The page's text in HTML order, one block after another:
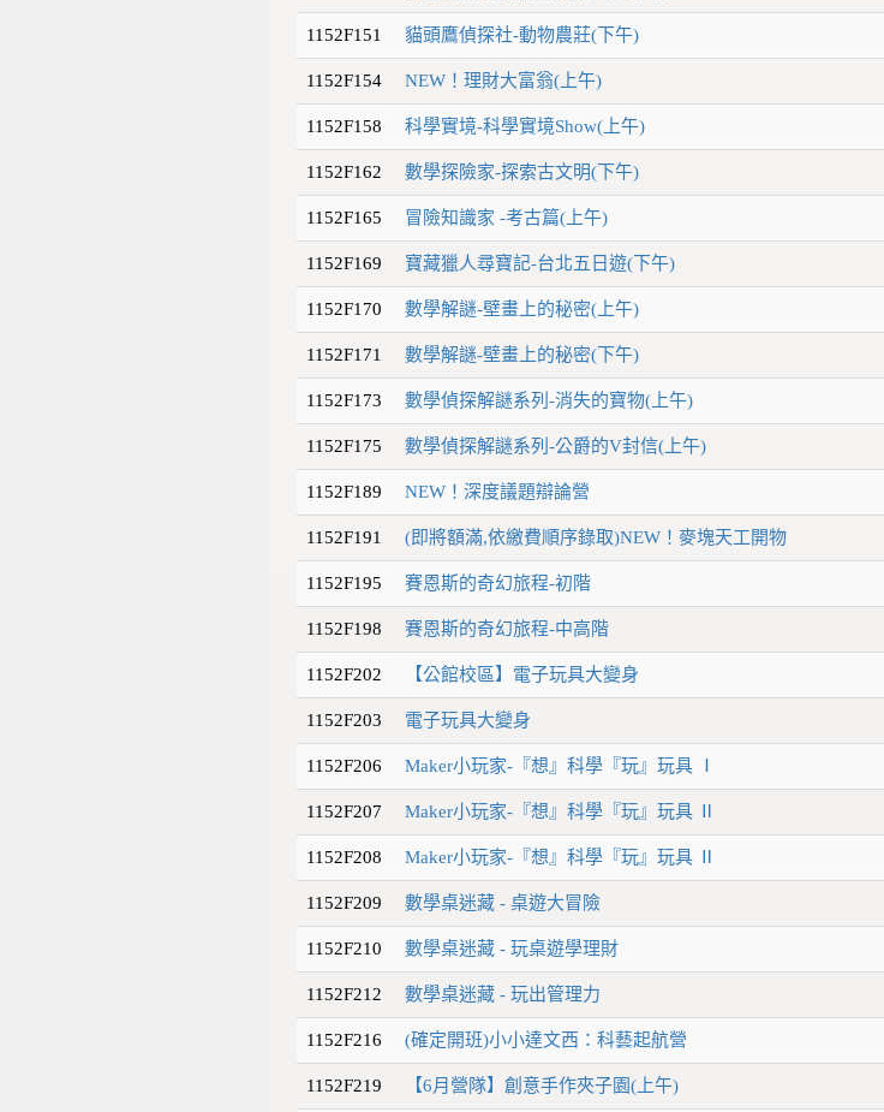
1152F151 貓頭鷹偵探社-動物農莊(下午)
1152F154 NEW！理財大富翁(上午)
1152F158 科學實境-科學實境Show(上午)
1152F162 數學探險家-探索古文明(下午)
1152F165 冒險知識家 -考古篇(上午)
1152F169 寶藏獵人尋寶記-台北五日遊(下午)
1152F170 數學解謎-壁畫上的秘密(上午)
1152F171 數學解謎-壁畫上的秘密(下午)
1152F173 數學偵探解謎系列-消失的寶物(上午)
1152F175 數學偵探解謎系列-公爵的V封信(上午)
1152F189 NEW！深度議題辯論營
1152F191 (即將額滿,依繳費順序錄取)NEW！麥塊天工開物
1152F195 賽恩斯的奇幻旅程-初階
1152F198 賽恩斯的奇幻旅程-中高階
1152F202 【公館校區】電子玩具大變身
1152F203 電子玩具大變身
1152F206 Maker小玩家-『想』科學『玩』玩具 Ⅰ
1152F207 Maker小玩家-『想』科學『玩』玩具 Ⅱ
1152F208 Maker小玩家-『想』科學『玩』玩具 Ⅱ
1152F209 數學桌迷藏 - 桌遊大冒險
1152F210 數學桌迷藏 - 玩桌遊學理財
1152F212 數學桌迷藏 - 玩出管理力
1152F216 (確定開班)小小達文西：科藝起航營
1152F219 【6月營隊】創意手作夾子園(上午)